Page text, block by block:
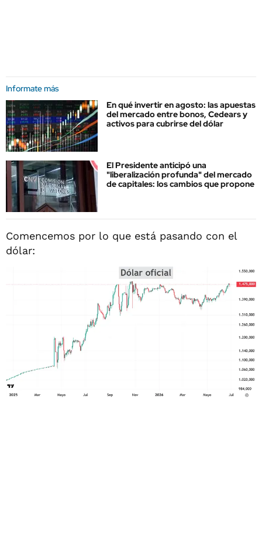
Informate más
En qué invertir en agosto: las apuestas
del mercado entre bonos, Cedears y
activos para cubrirse del dólar
El Presidente anticipó una
"liberalización profunda" del mercado
de capitales: los cambios que propone
Comencemos por lo que está pasando con el
dólar: